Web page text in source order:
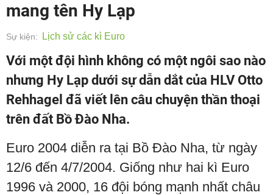
mang tên Hy Lạp
Sự kiện: Lịch sử các kì Euro
Với một đội hình không có một ngôi sao nào
nhưng Hy Lạp dưới sự dẫn dắt của HLV Otto
Rehhagel đã viết lên câu chuyện thần thoại
trên đất Bồ Đào Nha.
Euro 2004 diễn ra tại Bồ Đào Nha, từ ngày
12/6 đến 4/7/2004. Giống như hai kì Euro
1996 và 2000, 16 đội bóng mạnh nhất châu